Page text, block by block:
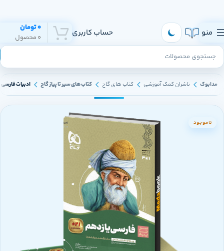
منو حساب کاربری 0 محصول
0تومان
مدابوک ناشران کمک آموزشی کتاب های گاج کتاب های سیر تا پیاز گاج ادبیات فارسی
ناموجود